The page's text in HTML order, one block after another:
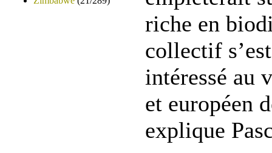
riche en
collectif
intéressé au
et européen
explique